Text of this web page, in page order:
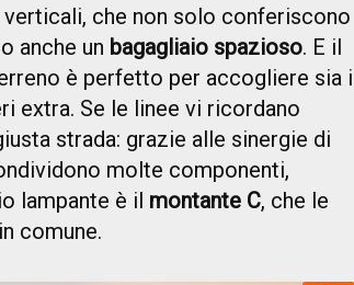
che non solo conferiscono
anche un bagagliaio spazioso. E il
è perfetto per accogliere sia i
extra. Se le linee vi ricordano
strada: grazie alle sinergie di
molte componenti,
lampante è il montante C, che le
comune.